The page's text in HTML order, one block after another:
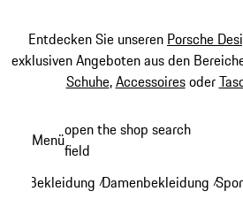
Entdecken Sie unseren Porsche
exklusiven Angeboten aus den
Schuhe,Accessoiresoder
Hauptinhalt
Menüopen the shop search
field
Bekleidung /Damenbekleidung /